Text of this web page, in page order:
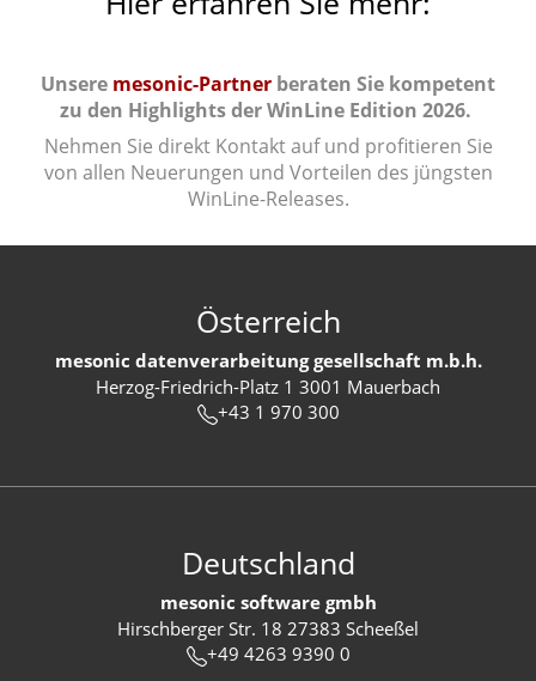
Unsere mesonic-Partner beraten Sie kompetent
zu den Highlights der WinLine Edition 2026.
Nehmen Sie direkt Kontakt auf und profitieren Sie
von allen Neuerungen und Vorteilen des jüngsten
WinLine-Releases.
Österreich
mesonic datenverarbeitung gesellschaft m.b.h.
Herzog-Friedrich-Platz 1 3001 Mauerbach
+43 1 970 300
Deutschland
mesonic software gmbh
Hirschberger Str. 18 27383 Scheeßel
+49 4263 9390 0